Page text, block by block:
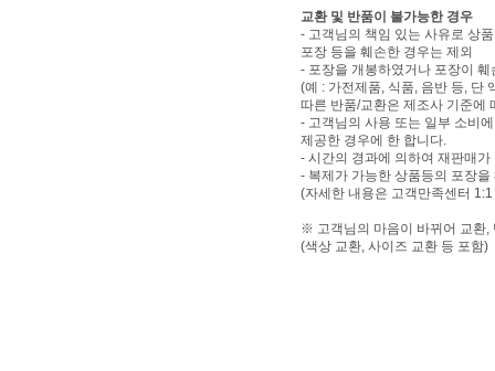
교환 및 반품이 불가능한 경우
- 고객님의 책임 있는 사유로 상
포장 등을 훼손한 경우는 제외
- 포장을 개봉하였거나 포장이
(예 : 가전제품, 식품, 음반 등, 단
따른 반품/교환은 제조사 기준에
- 고객님의 사용 또는 일부 소비
제공한 경우에 한 합니다.
- 시간의 경과에 의하여 재판매
- 복제가 가능한 상품등의 포장을
(자세한 내용은 고객만족센터
※ 고객님의 마음이 바뀌어 교환,
(색상 교환, 사이즈 교환 등 포함)